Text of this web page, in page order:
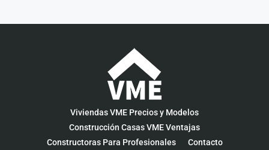
Viviendas VME Precios y Modelos
Construcción Casas VME Ventajas
Constructoras Para Profesionales
Contacto